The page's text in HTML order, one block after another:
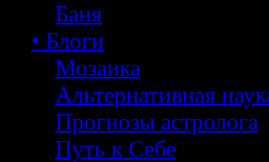
Баня
• Блоги
Мозаика
Альтернативная
Прогнозы астролога
Путь к Себе